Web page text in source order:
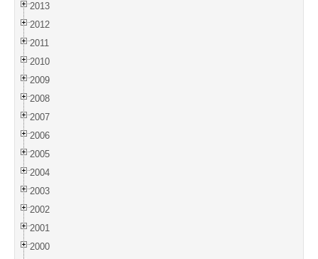
2013
2012
2011
2010
2009
2008
2007
2006
2005
2004
2003
2002
2001
2000